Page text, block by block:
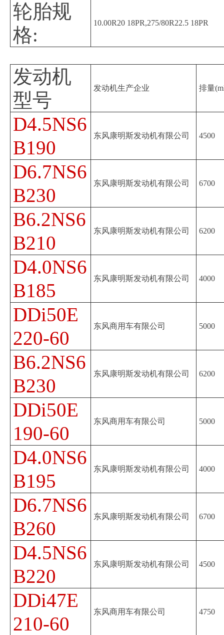
轮胎规
格:
10.00R20 18PR,275/80R22.5 18PR
发动机
型号
发动机生产企业 排量
D4.5NS6
B190
东风康明斯发动机有限公司 4500
D6.7NS6
B230
东风康明斯发动机有限公司 6700
B6.2NS6
B210
东风康明斯发动机有限公司 6200
D4.0NS6
B185
东风康明斯发动机有限公司 4000
DDi50E
220-60
东风商用车有限公司 5000
B6.2NS6
B230
东风康明斯发动机有限公司 6200
DDi50E
190-60
东风商用车有限公司 5000
D4.0NS6
B195
东风康明斯发动机有限公司 4000
D6.7NS6
B260
东风康明斯发动机有限公司 6700
D4.5NS6
B220
东风康明斯发动机有限公司 4500
DDi47E
210-60
东风商用车有限公司 4750